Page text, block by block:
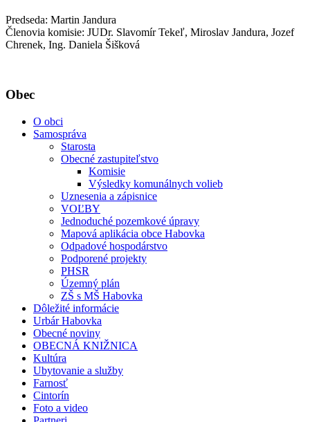
Predseda: Martin Jandura
Členovia komisie: JUDr. Slavomír Tekeľ, Miroslav Jandura, Jozef
Chrenek, Ing. Daniela Šišková
Obec
O obci
Samospráva
Starosta
Obecné zastupiteľstvo
Komisie
Výsledky komunálnych volieb
Uznesenia a zápisnice
VOĽBY
Jednoduché pozemkové úpravy
Mapová aplikácia obce Habovka
Odpadové hospodárstvo
Podporené projekty
PHSR
Územný plán
ZŠ s MŠ Habovka
Dôležité informácie
Urbár Habovka
Obecné noviny
OBECNÁ KNIŽNICA
Kultúra
Ubytovanie a služby
Farnosť
Cintorín
Foto a video